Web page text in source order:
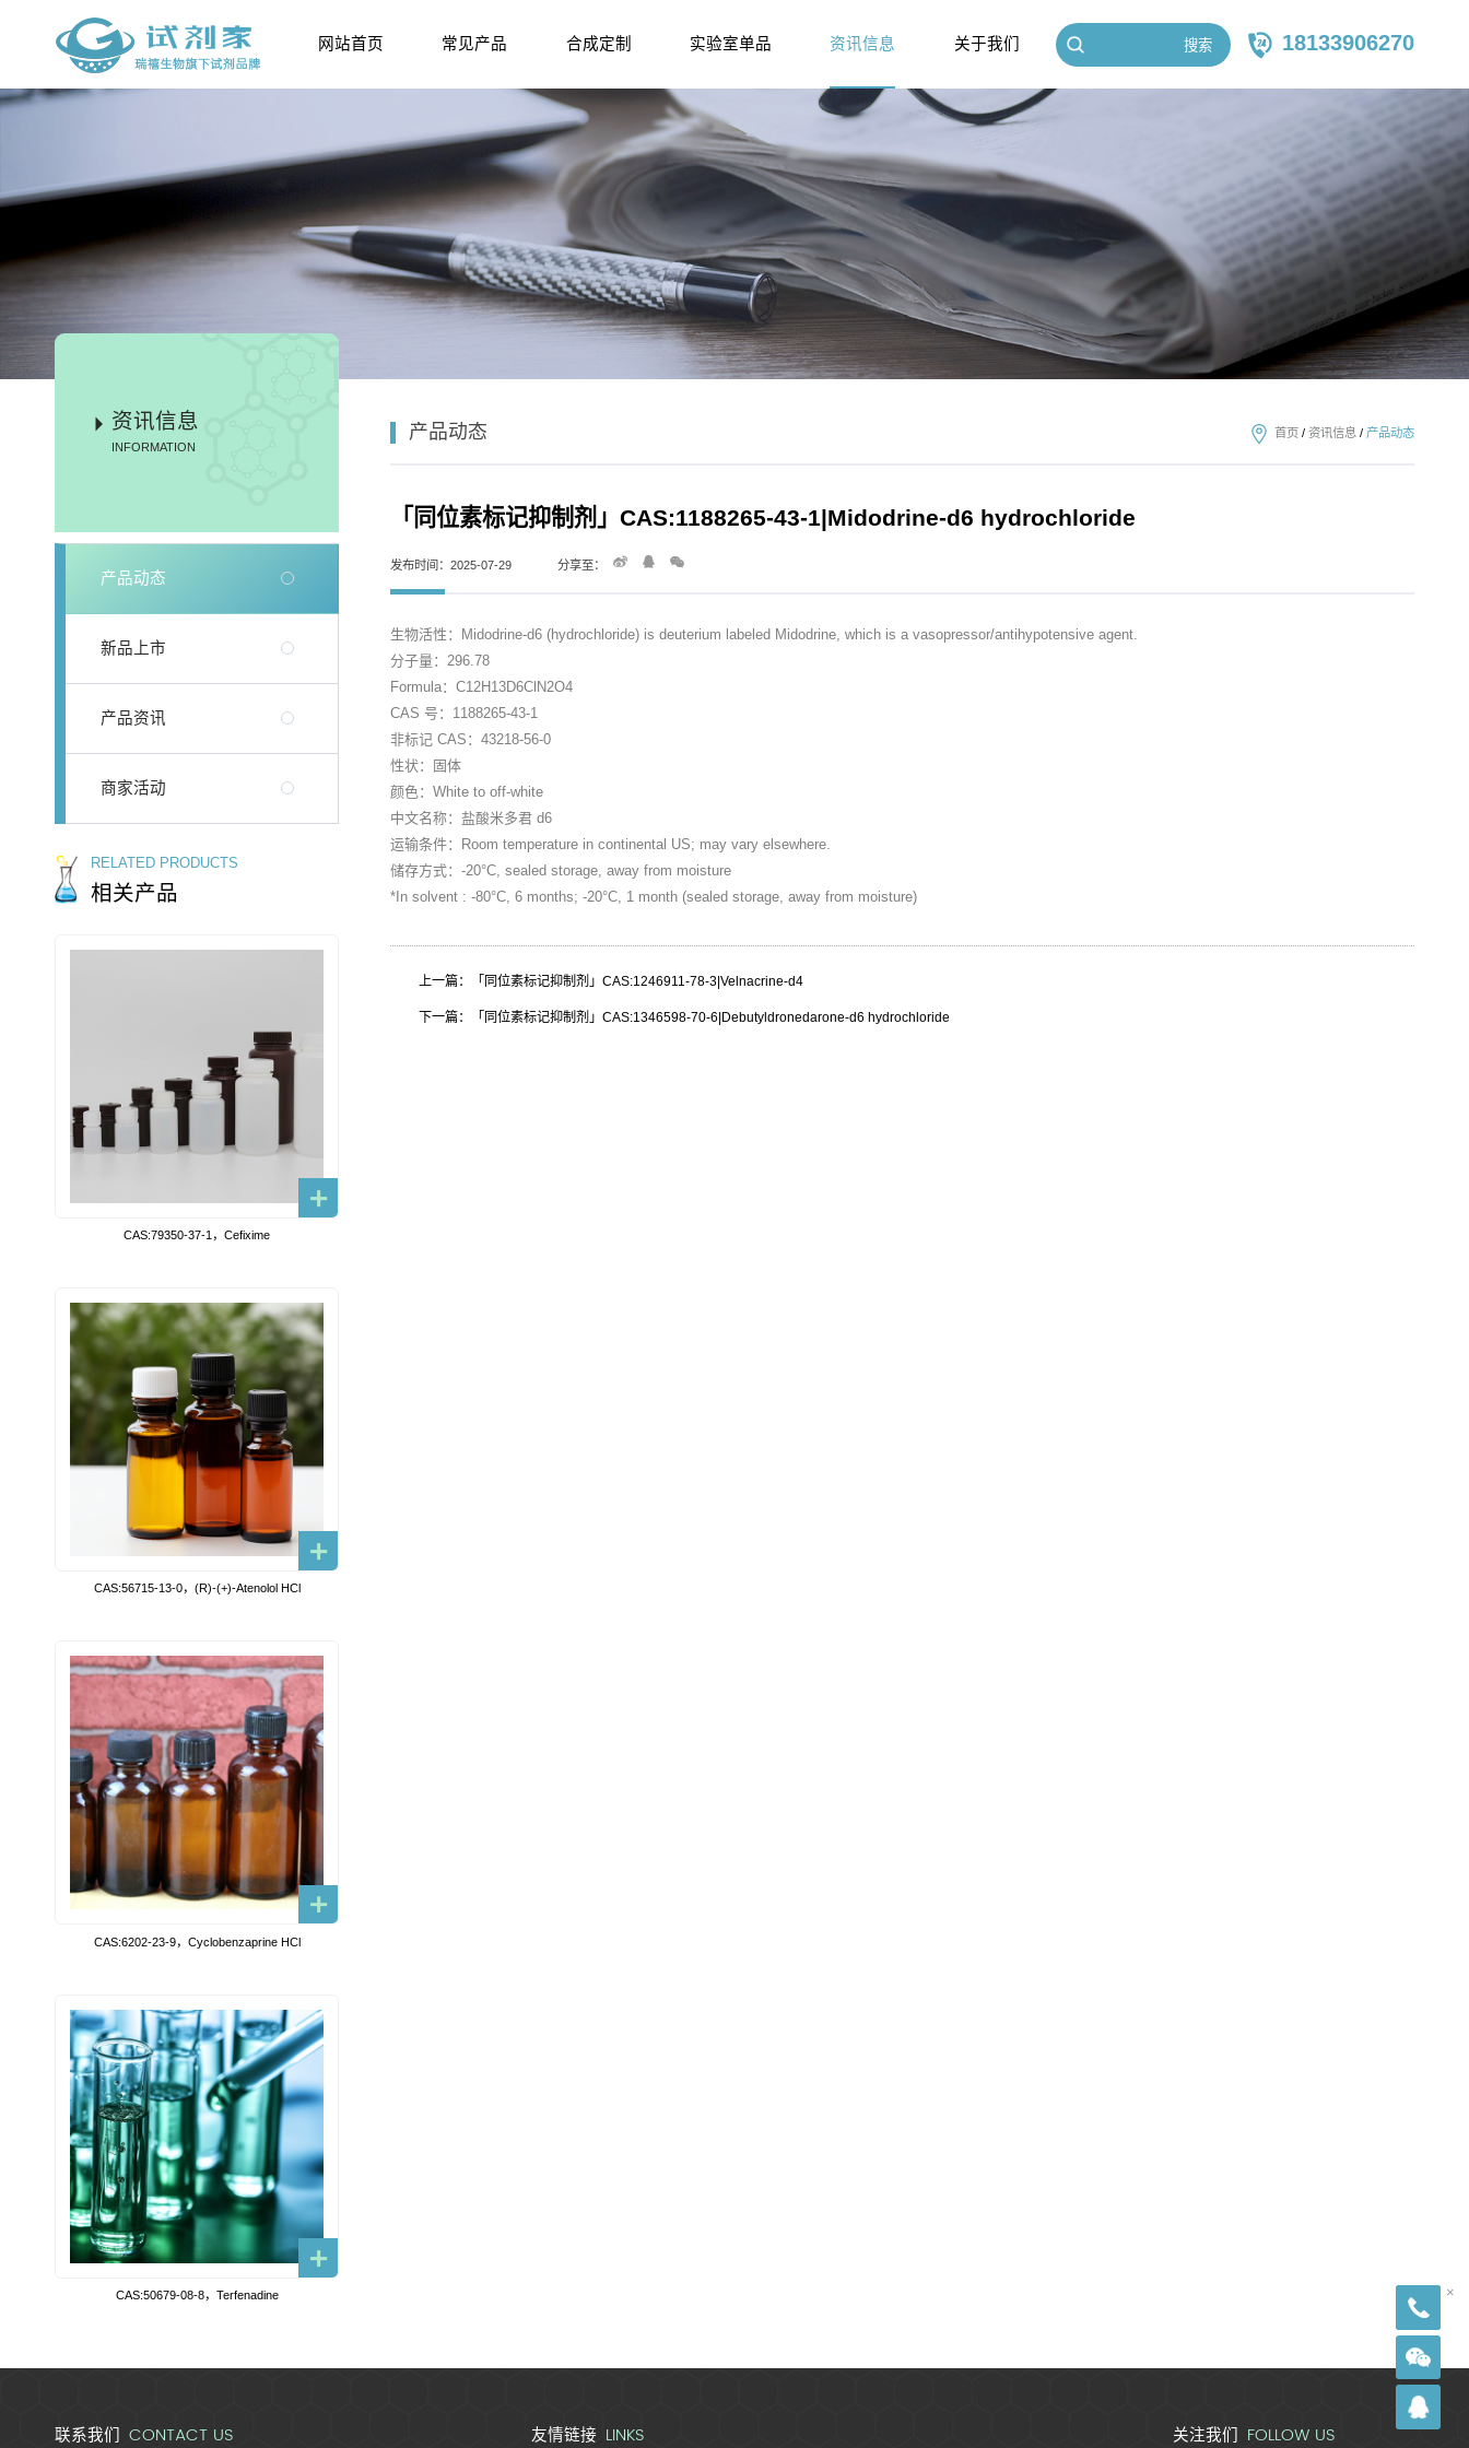
网站首页 常见产品 合成定制 实验室单品 资讯信息 关于我们 搜索 18133906270
资讯信息
INFORMATION
产品动态
新品上市
产品资讯
商家活动
RELATED PRODUCTS
相关产品
CAS:79350-37-1，Cefixime
CAS:56715-13-0，(R)-(+)-Atenolol HCl
CAS:6202-23-9，Cyclobenzaprine HCl
CAS:50679-08-8，Terfenadine
产品动态 首页 / 资讯信息 / 产品动态
「同位素标记抑制剂」CAS:1188265-43-1|Midodrine-d6 hydrochloride
发布时间：2025-07-29 分享至：
生物活性：Midodrine-d6 (hydrochloride) is deuterium labeled Midodrine, which is a vasopressor/antihypotensive agent.
分子量：296.78
Formula：C12H13D6ClN2O4
CAS 号：1188265-43-1
非标记 CAS：43218-56-0
性状：固体
颜色：White to off-white
中文名称：盐酸米多君 d6
运输条件：Room temperature in continental US; may vary elsewhere.
储存方式：-20°C, sealed storage, away from moisture
*In solvent : -80°C, 6 months; -20°C, 1 month (sealed storage, away from moisture)
上一篇：「同位素标记抑制剂」CAS:1246911-78-3|Velnacrine-d4
下一篇：「同位素标记抑制剂」CAS:1346598-70-6|Debutyldronedarone-d6 hydrochloride
联系我们 CONTACT US 友情链接 LINKS 关注我们 FOLLOW US
×